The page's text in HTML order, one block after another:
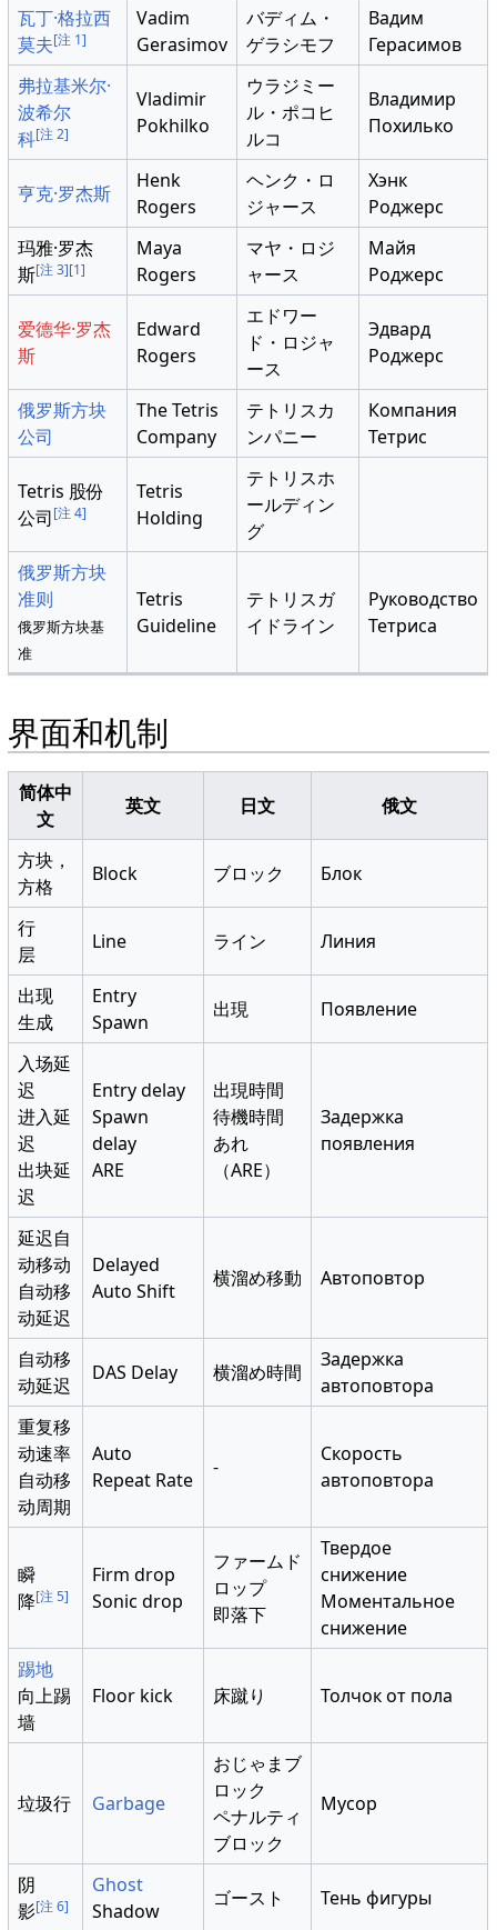
瓦丁·格拉西
莫夫[注 1]
Vadim
Gerasimov
バディム・
ゲラシモフ
Вадим
Герасимов
弗拉基米尔·
波希尔
科[注 2]
Vladimir
Pokhilko
ウラジミー
ル・ポコヒ
ルコ
Владимир
Похилько
亨克·罗杰斯
Henk
Rogers
ヘンク・ロ
ジャース
Хэнк
Роджерс
玛雅·罗杰
斯[注 3][1]
Maya
Rogers
マヤ・ロジ
ャース
Майя
Роджерс
爱德华·罗杰
斯
Edward
Rogers
エドワー
ド・ロジャ
ース
Эдвард
Роджерс
俄罗斯方块
公司
The Tetris
Company
テトリスカ
ンパニー
Компания
Тетрис
Tetris 股份
公司[注 4]
Tetris
Holding
テトリスホ
ールディン
グ
俄罗斯方块
准则
俄罗斯方块基
准
Tetris
Guideline
テトリスガ
イドライン
Руководство
Тетриса
界面和机制
简体中
文
英文 日文 俄文
方块，
方格
Block ブロック Блок
行
层
Line ライン Линия
出现
生成
Entry
Spawn
出現 Появление
入场延
迟
进入延
迟
出块延
迟
Entry delay
Spawn
delay
ARE
出現時間
待機時間
あれ
（ARE）
Задержка
появления
延迟自
动移动
自动移
动延迟
Delayed
Auto Shift
横溜め移動 Автоповтор
自动移
动延迟
DAS Delay 横溜め時間
Задержка
автоповтора
重复移
动速率
自动移
动周期
Auto
Repeat Rate
-
Скорость
автоповтора
瞬
降[注 5]
Firm drop
Sonic drop
ファームド
ロップ
即落下
Твердое
снижение
Моментальное
снижение
踢地
向上踢
墙
Floor kick 床蹴り Толчок от пола
垃圾行 Garbage
おじゃまブ
ロック
ペナルティ
ブロック
Мусор
阴
影[注 6]
Ghost
Shadow
ゴースト Тень фигуры